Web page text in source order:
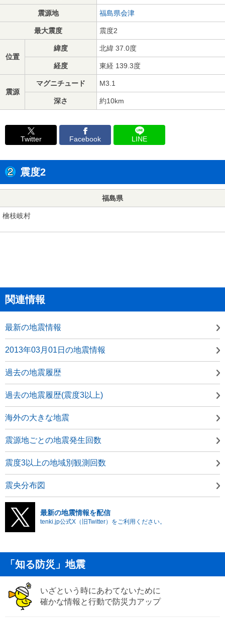
震源地 福島県会津
最大震度 震度2
位置
緯度 北緯 37.0度
経度 東経 139.3度
震源
マグニチュード M3.1
深さ 約10km
Twitter Facebook LINE
震度2
福島県
檜枝岐村
関連情報
最新の地震情報
2013年03月01日の地震情報
過去の地震履歴
過去の地震履歴(震度3以上)
海外の大きな地震
震源地ごとの地震発生回数
震度3以上の地域別観測回数
震央分布図
最新の地震情報を配信
tenki.jp公式X（旧Twitter）をご利用ください。
「知る防災」地震
いざという時にあわてないために
確かな情報と行動で防災力アップ